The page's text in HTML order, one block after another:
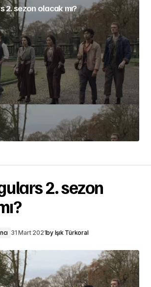
2. sezon olacak mı?
2. sezon
31 Mart 2021by Işık Türkoral